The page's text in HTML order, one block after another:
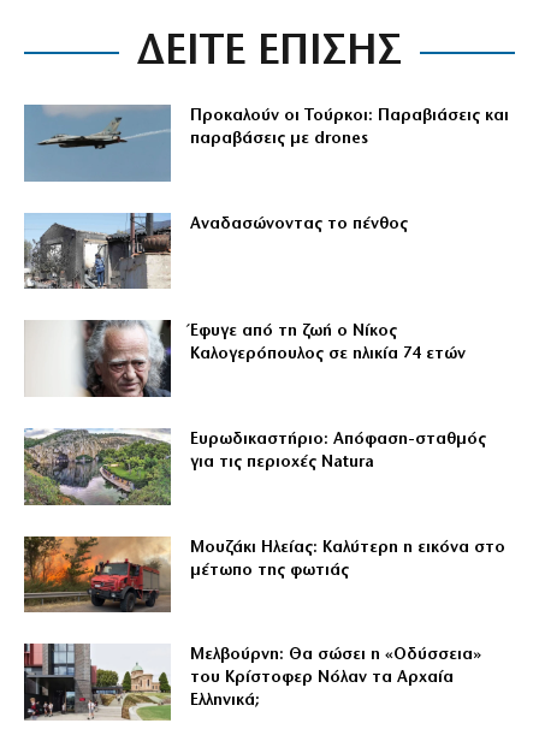
ΔΕΙΤΕ ΕΠΙΣΗΣ
Προκαλούν οι Τούρκοι: Παραβιάσεις και
παραβάσεις με drones
Αναδασώνοντας το πένθος
Έφυγε από τη ζωή ο Νίκος
Καλογερόπουλος σε ηλικία 74 ετών
Ευρωδικαστήριο: Απόφαση-σταθμός
για τις περιοχές Natura
Μουζάκι Ηλείας: Καλύτερη η εικόνα στο
μέτωπο της φωτιάς
Μελβούρνη: Θα σώσει η «Οδύσσεια»
του Κρίστοφερ Νόλαν τα Αρχαία
Ελληνικά;